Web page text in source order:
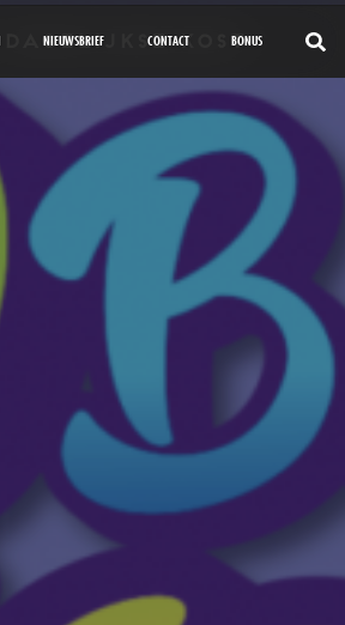
NIEUWSBRIEF CONTACT BONUS